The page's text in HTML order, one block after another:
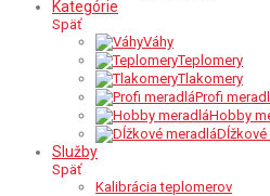
Kategórie
Späť
Váhy
Teplomery
Tlakomery
Profi
Hobby
Dĺžkové
Služby
Späť
Kalibrácia teplomerov